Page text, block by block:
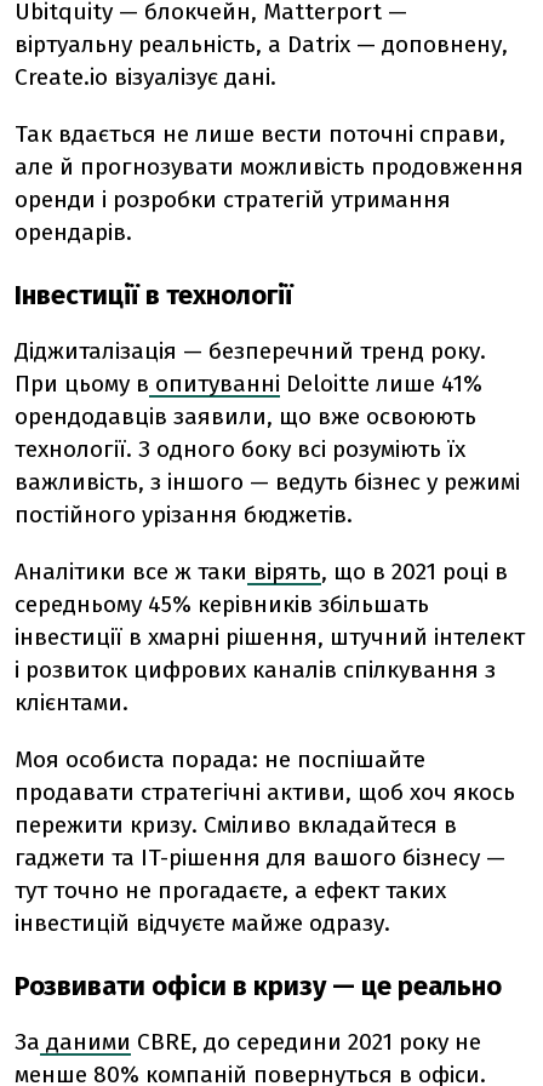
Ubitquity — блокчейн, Matterport —
віртуальну реальність, а Datrix — доповнену,
Create.io візуалізує дані.
Так вдається не лише вести поточні справи,
але й прогнозувати можливість продовження
оренди і розробки стратегій утримання
орендарів.
Інвестиції в технології
Діджиталізація — безперечний тренд року.
При цьому в опитуванні Deloitte лише 41%
орендодавців заявили, що вже освоюють
технології. З одного боку всі розуміють їх
важливість, з іншого — ведуть бізнес у режимі
постійного урізання бюджетів.
Аналітики все ж таки вірять, що в 2021 році в
середньому 45% керівників збільшать
інвестиції в хмарні рішення, штучний інтелект
і розвиток цифрових каналів спілкування з
клієнтами.
Моя особиста порада: не поспішайте
продавати стратегічні активи, щоб хоч якось
пережити кризу. Сміливо вкладайтеся в
гаджети та IT-рішення для вашого бізнесу —
тут точно не прогадаєте, а ефект таких
інвестицій відчуєте майже одразу.
Розвивати офіси в кризу — це реально
За даними CBRE, до середини 2021 року не
менше 80% компаній повернуться в офіси.